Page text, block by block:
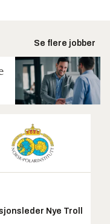
Se flere jobber
Nye Troll